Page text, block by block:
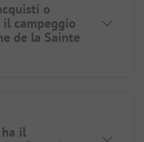
o
il campeggio
de la Sainte
il